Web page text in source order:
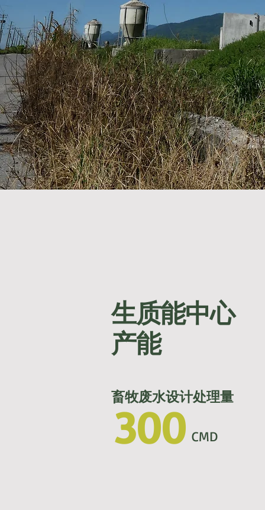
畜牧废水设计处理量
生质能中心
产能
300 ​CMD